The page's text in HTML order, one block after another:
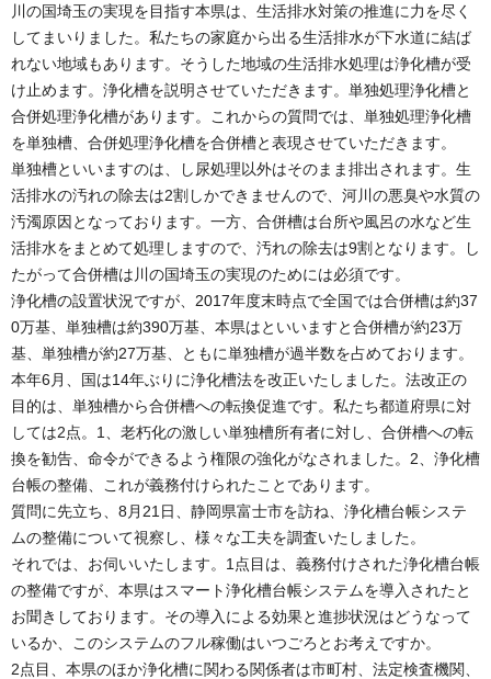
川の国埼玉の実現を目指す本県は、生活排水対策の推進に力を尽く
してまいりました。私たちの家庭から出る生活排水が下水道に結ば
れない地域もあります。そうした地域の生活排水処理は浄化槽が受
け止めます。浄化槽を説明させていただきます。単独処理浄化槽と
合併処理浄化槽があります。これからの質問では、単独処理浄化槽
を単独槽、合併処理浄化槽を合併槽と表現させていただきます。
単独槽といいますのは、し尿処理以外はそのまま排出されます。生
活排水の汚れの除去は2割しかできませんので、河川の悪臭や水質の
汚濁原因となっております。一方、合併槽は台所や風呂の水など生
活排水をまとめて処理しますので、汚れの除去は9割となります。し
たがって合併槽は川の国埼玉の実現のためには必須です。
浄化槽の設置状況ですが、2017年度末時点で全国では合併槽は約37
0万基、単独槽は約390万基、本県はといいますと合併槽が約23万
基、単独槽が約27万基、ともに単独槽が過半数を占めております。
本年6月、国は14年ぶりに浄化槽法を改正いたしました。法改正の
目的は、単独槽から合併槽への転換促進です。私たち都道府県に対
しては2点。1、老朽化の激しい単独槽所有者に対し、合併槽への転
換を勧告、命令ができるよう権限の強化がなされました。2、浄化槽
台帳の整備、これが義務付けられたことであります。
質問に先立ち、8月21日、静岡県富士市を訪ね、浄化槽台帳システ
ムの整備について視察し、様々な工夫を調査いたしました。
それでは、お伺いいたします。1点目は、義務付けされた浄化槽台帳
の整備ですが、本県はスマート浄化槽台帳システムを導入されたと
お聞きしております。その導入による効果と進捗状況はどうなって
いるか、このシステムのフル稼働はいつごろとお考えですか。
2点目、本県のほか浄化槽に関わる関係者は市町村、法定検査機関、